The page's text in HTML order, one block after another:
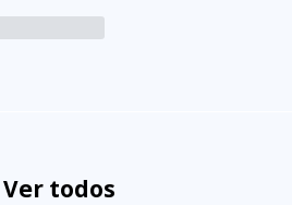
Ver todos